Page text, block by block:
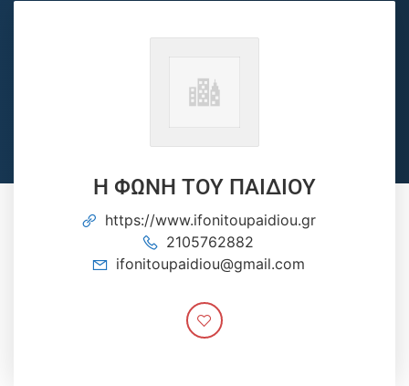
Η ΦΩΝΗ ΤΟΥ ΠΑΙΔΙΟΥ
https://www.ifonitoupaidiou.gr
2105762882
ifonitoupaidiou@gmail.com